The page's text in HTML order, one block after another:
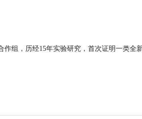
组，历经15年实验研究，首次证明一类全